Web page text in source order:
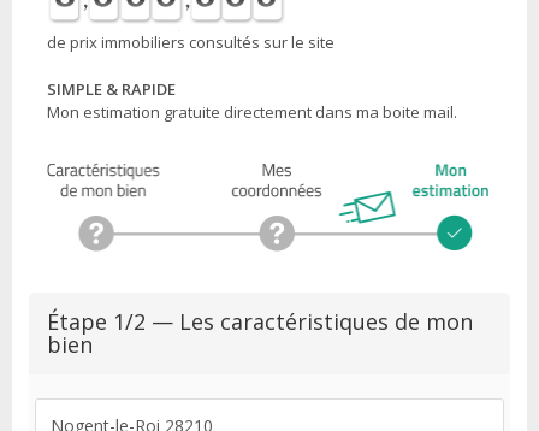
de prix immobiliers consultés sur le site
SIMPLE & RAPIDE
Mon estimation gratuite directement dans ma boite mail.
Étape 1/2 — Les caractéristiques de mon
bien